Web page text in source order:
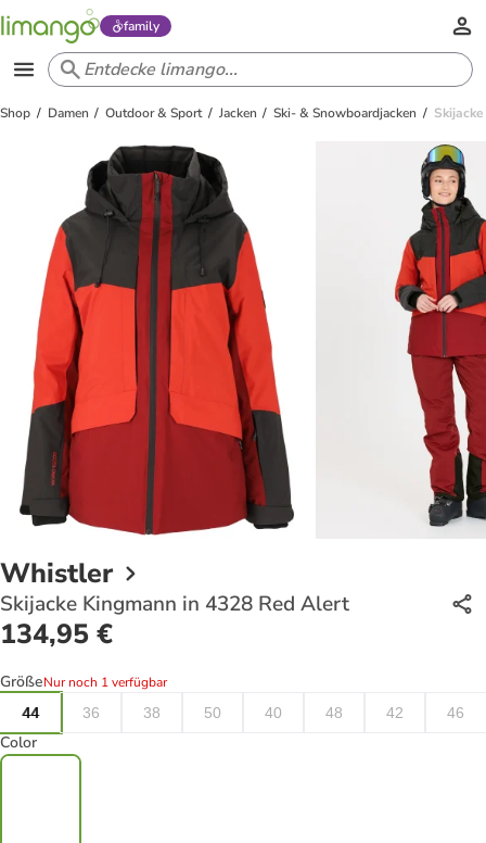
family
Shop Damen Outdoor & Sport Jacken Ski- & Snowboardjacken
Whistler
Skijacke Kingmann in 4328 Red Alert
134,95 €
GrößeNur noch 1 verfügbar
44
36 38 50 40 48 42 46
Color